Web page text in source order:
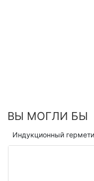
ВЫ МОГЛИ БЫ
Индукционный